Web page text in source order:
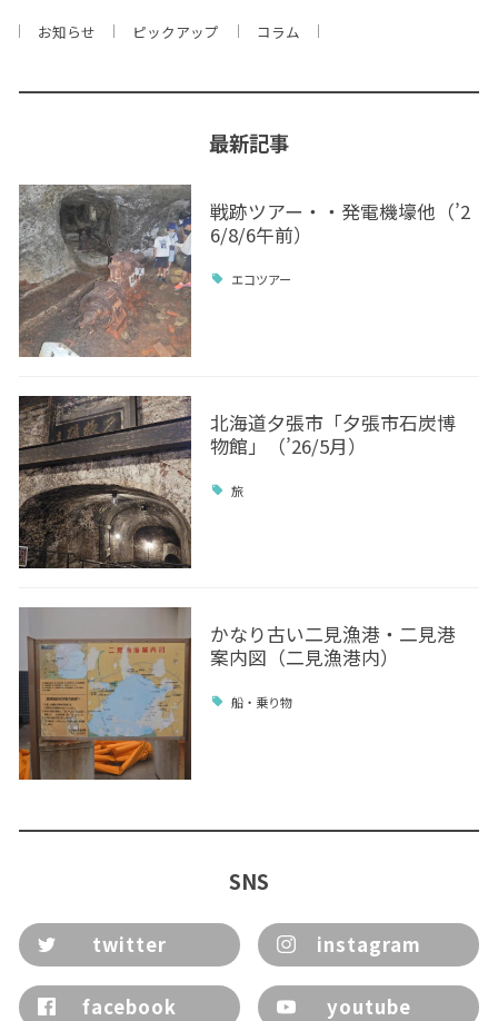
お知らせ ピックアップ コラム
最新記事
戦跡ツアー・・発電機壕他（’2
6/8/6午前）
エコツアー
北海道夕張市「夕張市石炭博
物館」（’26/5月）
旅
かなり古い二見漁港・二見港
案内図（二見漁港内）
船・乗り物
SNS
twitter instagram
facebook youtube